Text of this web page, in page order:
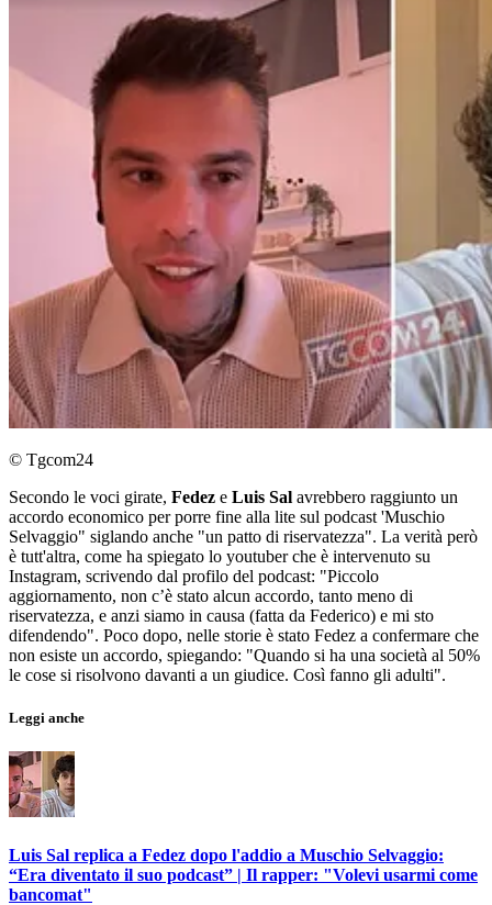
© Tgcom24
Secondo le voci girate, Fedez e Luis Sal avrebbero raggiunto un
accordo economico per porre fine alla lite sul podcast 'Muschio
Selvaggio" siglando anche "un patto di riservatezza". La verità però
è tutt'altra, come ha spiegato lo youtuber che è intervenuto su
Instagram, scrivendo dal profilo del podcast: "Piccolo
aggiornamento, non c’è stato alcun accordo, tanto meno di
riservatezza, e anzi siamo in causa (fatta da Federico) e mi sto
difendendo". Poco dopo, nelle storie è stato Fedez a confermare che
non esiste un accordo, spiegando: "Quando si ha una società al 50%
le cose si risolvono davanti a un giudice. Così fanno gli adulti".
Leggi anche
Luis Sal replica a Fedez dopo l'addio a Muschio Selvaggio:
“Era diventato il suo podcast” | Il rapper: "Volevi usarmi come
bancomat"